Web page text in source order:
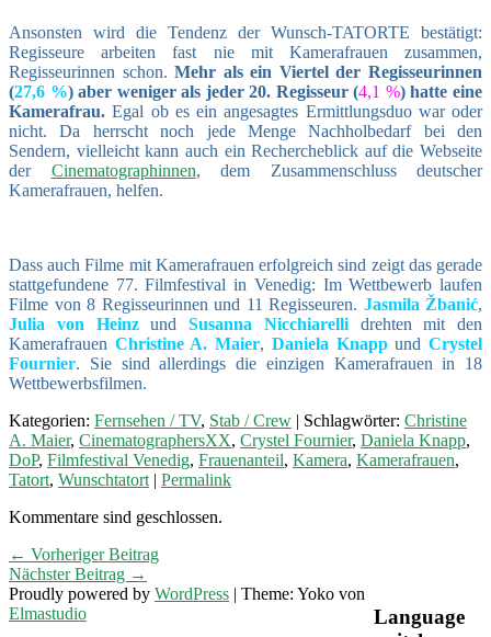
Ansonsten wird die Tendenz der Wunsch-TATORTE bestätigt:
Regisseure arbeiten fast nie mit Kamerafrauen zusammen,
Regisseurinnen schon.Mehr als ein Viertel der Regisseurinnen
(27,6 %) aber weniger als jeder 20. Regisseur (4,1 %) hatte eine
Kamerafrau. Egal ob es ein angesagtes Ermittlungsduo war oder
nicht. Da herrscht noch jede Menge Nachholbedarf bei den
Sendern, vielleicht kann auch ein Rechercheblick auf die Webseite
der Cinematographinnen, dem Zusammenschluss deutscher
Kamerafrauen, helfen.
Dass auch Filme mit Kamerafrauen erfolgreich sind zeigt das gerade
stattgefundene 77. Filmfestival in Venedig: Im Wettbewerb laufen
Filme von 8 Regisseurinnen und 11 Regisseuren. Jasmila Žbanić,
Julia von Heinzund Susanna Nicchiarellidrehten mit den
Kamerafrauen Christine A. Maier, Daniela KnappundCrystel
Fournier. Sie sind allerdings die einzigen Kamerafrauen in 18
Wettbewerbsfilmen.
Kategorien: Fernsehen / TV, Stab / Crew | Schlagwörter: Christine
A. Maier, CinematographersXX, Crystel Fournier, Daniela Knapp,
DoP, Filmfestival Venedig, Frauenanteil, Kamera, Kamerafrauen,
Tatort, Wunschtatort| Permalink
Kommentare sind geschlossen.
← Vorheriger Beitrag
Nächster Beitrag →
Language
Proudly powered by WordPress | Theme: Yoko von
Elmastudio